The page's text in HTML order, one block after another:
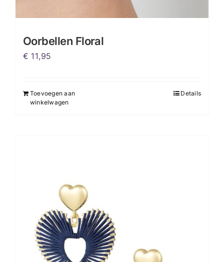
Oorbellen Floral
€ 11,95
Toevoegen aan
winkelwagen
Details